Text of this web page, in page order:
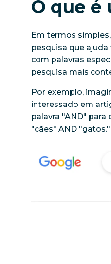
O que é
Em termos
pesquisa que ajuda
com palavras
pesquisa mais
Por exemplo,
interessado em
palavra "AND"
"cães" AND "gatos."